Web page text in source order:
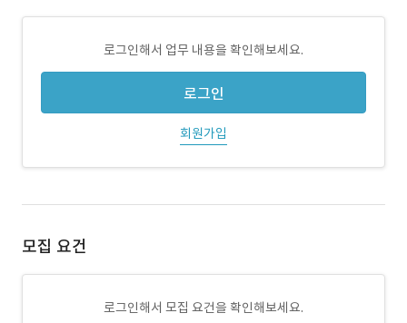
로그인해서 업무 내용을 확인해보세요.
로그인
회원가입
모집 요건
로그인해서 모집 요건을 확인해보세요.